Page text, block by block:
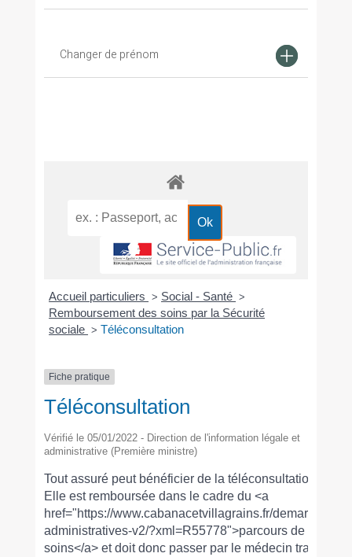
Changer de prénom
Accueil particuliers > Social - Santé >
Remboursement des soins par la Sécurité
sociale > Téléconsultation
Fiche pratique
Téléconsultation
Vérifié le 05/01/2022 - Direction de l'information légale et
administrative (Première ministre)
Tout assuré peut bénéficier de la téléconsultation.
Elle est remboursée dans le cadre du <a
href="https://www.cabanacetvillagrains.fr/demarches-
administratives-v2/?xml=R55778">parcours de
soins</a> et doit donc passer par le médecin traitant.